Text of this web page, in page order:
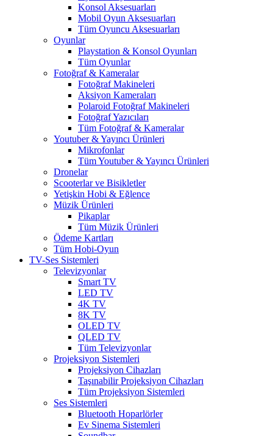
Konsol Aksesuarları
Mobil Oyun Aksesuarları
Tüm Oyuncu Aksesuarları
Oyunlar
Playstation & Konsol Oyunları
Tüm Oyunlar
Fotoğraf & Kameralar
Fotoğraf Makineleri
Aksiyon Kameraları
Polaroid Fotoğraf Makineleri
Fotoğraf Yazıcıları
Tüm Fotoğraf & Kameralar
Youtuber & Yayıncı Ürünleri
Mikrofonlar
Tüm Youtuber & Yayıncı Ürünleri
Dronelar
Scooterlar ve Bisikletler
Yetişkin Hobi & Eğlence
Müzik Ürünleri
Pikaplar
Tüm Müzik Ürünleri
Ödeme Kartları
Tüm Hobi-Oyun
TV-Ses Sistemleri
Televizyonlar
Smart TV
LED TV
4K TV
8K TV
OLED TV
QLED TV
Tüm Televizyonlar
Projeksiyon Sistemleri
Projeksiyon Cihazları
Taşınabilir Projeksiyon Cihazları
Tüm Projeksiyon Sistemleri
Ses Sistemleri
Bluetooth Hoparlörler
Ev Sinema Sistemleri